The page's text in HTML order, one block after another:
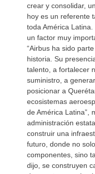
crear y consolidar,
hoy es un referente
toda América
un factor muy
“Airbus ha sido
historia. Su
talento, a fortalecer
suministro, a
posicionar a
ecosistemas
de América Latina”,
administración
construir una
futuro, donde no
componentes, sino
dijo, se construyen